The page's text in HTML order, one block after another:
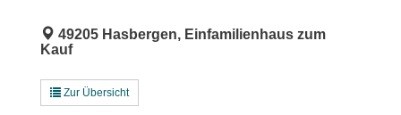
49205 Hasbergen, Einfamilienhaus zum
Kauf
Zur Übersicht